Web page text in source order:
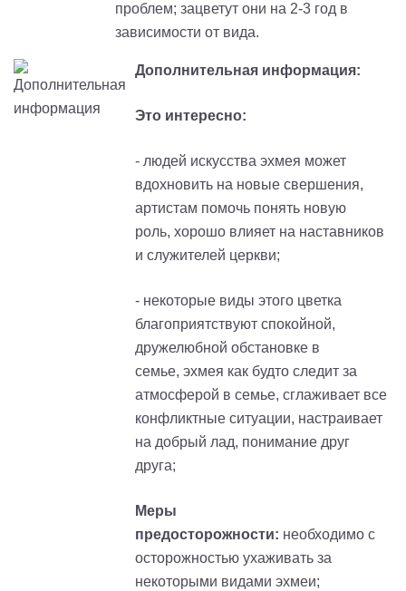
проблем; зацветут они на 2-3 год в
зависимости от вида.
Дополнительная информация:
Это интересно:
- людей искусства эхмея может
вдохновить на новые свершения,
артистам помочь понять новую
роль, хорошо влияет на наставников
и служителей церкви;
- некоторые виды этого цветка
благоприятствуют спокойной,
дружелюбной обстановке в
семье, эхмея как будто следит за
атмосферой в семье, сглаживает все
конфликтные ситуации, настраивает
на добрый лад, понимание друг
друга;
Меры
предосторожности: необходимо с
осторожностью ухаживать за
некоторыми видами эхмеи;